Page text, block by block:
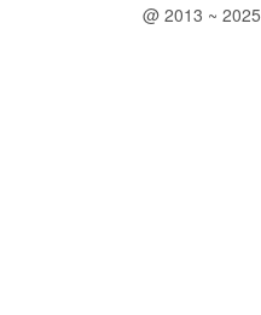
@ 2013 ~ 2025